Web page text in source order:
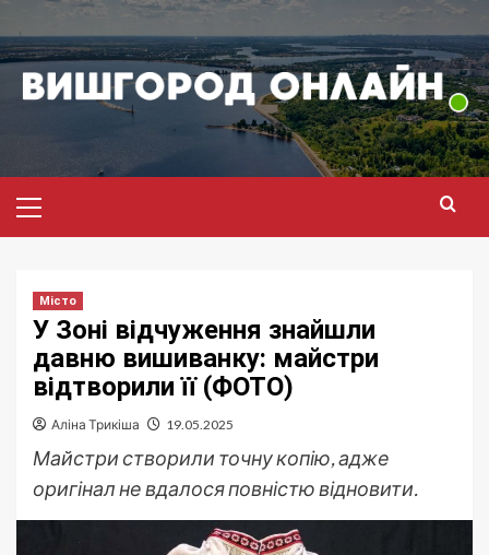
до
вмісту
меню
Місто
У Зоні відчуження знайшли
давню вишиванку: майстри
відтворили її (ФОТО)
Аліна Трикіша 19.05.2025
Майстри створили точну копію, адже
оригінал не вдалося повністю відновити.